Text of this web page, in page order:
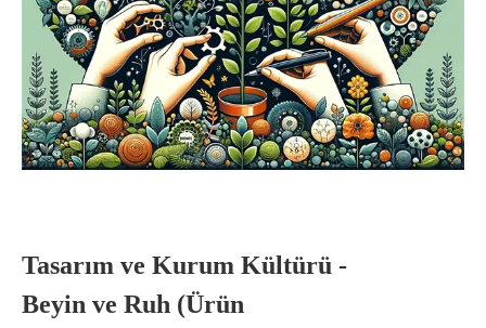
Tasarım ve Kurum Kültürü -
Beyin ve Ruh (Ürün